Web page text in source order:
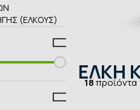
(ΈΛΚΟΥΣ)
ΕΛΚΗ
18προϊόντα